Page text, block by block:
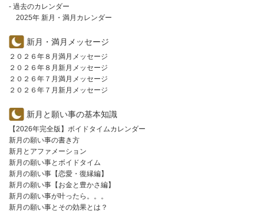
- 過去のカレンダー
2025年 新月・満月カレンダー
新月・満月メッセージ
２０２６年８月満月メッセージ
２０２６年８月新月メッセージ
２０２６年７月満月メッセージ
２０２６年７月新月メッセージ
新月と願い事の基本知識
【2026年完全版】ボイドタイムカレンダー
新月の願い事の書き方
新月とアファメーション
新月の願い事とボイドタイム
新月の願い事【恋愛・復縁編】
新月の願い事【お金と豊かさ編】
新月の願い事が叶ったら。。。
新月の願い事とその効果とは？